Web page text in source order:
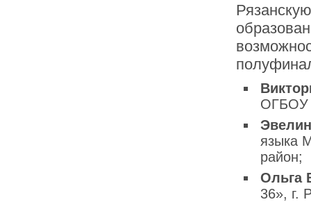
ОГБОУ
языка
район;
Ольга
36», г.